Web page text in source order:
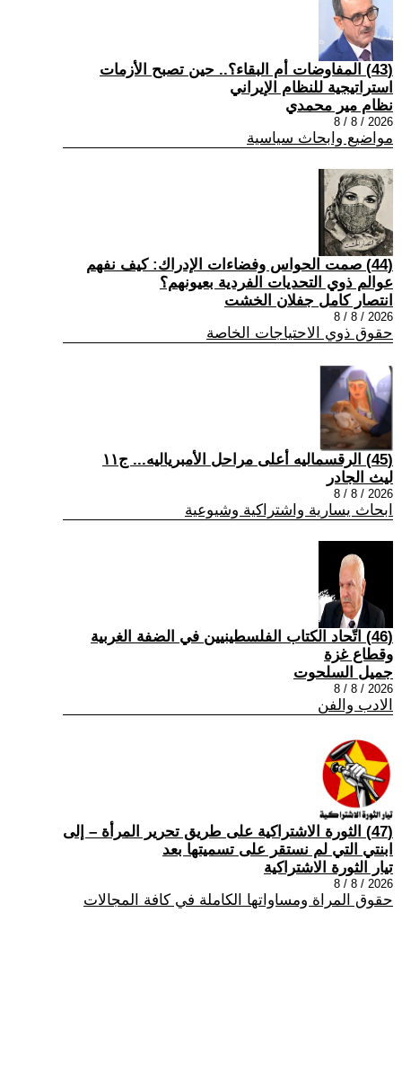
(43) المفاوضات أم البقاء؟.. حين تصبح الأزمات
استراتيجية للنظام الإيراني
نظام مير محمدي
2026 / 8 / 8
مواضيع وابحاث سياسية
(44) صمت الحواس وفضاءات الإدراك: كيف نفهم
عوالم ذوي التحديات الفردية بعيونهم؟
انتصار كامل جفلان الخشت
2026 / 8 / 8
حقوق ذوي الاحتياجات الخاصة
(45) الرقسماليه أعلى مراحل الأمبرياليه... ج١١
ليث الجادر
2026 / 8 / 8
ابحاث يسارية واشتراكية وشيوعية
(46) اتّحاد الكتاب الفلسطينيين في الضفة الغربية
وقطاع غزة
جميل السلحوت
2026 / 8 / 8
الادب والفن
(47) الثورة الاشتراكية على طريق تحرير المرأة – إلى
ابنتي التي لم نستقر على تسميتها بعد
تيار الثورة الاشتراكية
2026 / 8 / 8
حقوق المراة ومساواتها الكاملة في كافة المجالات